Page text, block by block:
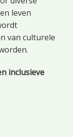
leven
van culturele
inclusieve